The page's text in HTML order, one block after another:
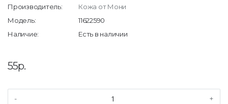
Производитель:
Кожа от Мони
Модель:
11622590
Наличие:
Есть в наличии
55р.
- +